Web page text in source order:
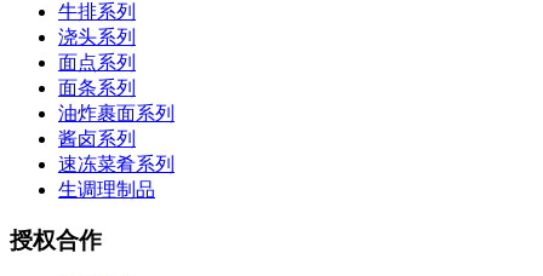
牛排系列
浇头系列
面点系列
面条系列
油炸裹面系列
酱卤系列
速冻菜肴系列
生调理制品
授权合作